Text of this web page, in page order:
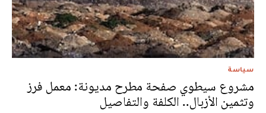
سياسة
مشروع سيطوي صفحة مطرح مديونة: معمل فرز
وتثمين الأزبال.. الكلفة والتفاصيل